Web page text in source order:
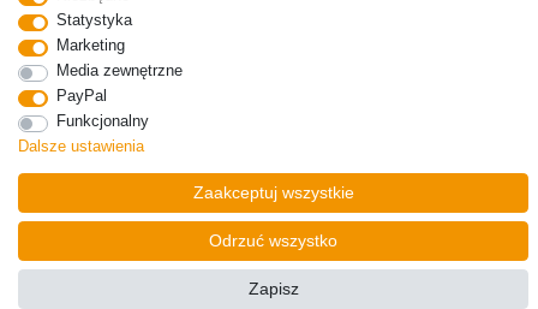
© Copyright 2026 | Wszelkie prawa zastrzezone. - Ceny
zawierają ustawę 19% VAT Ceny podstawowe zobacz szczegóły
artykułu | * Dotyczy dostaw do Polski!
Odstąp od umowy tutaj
Statystyka
Marketing
Media zewnętrzne
PayPal
Funkcjonalny
Dalsze ustawienia
Zaakceptuj wszystkie
Odrzuć wszystko
Zapisz